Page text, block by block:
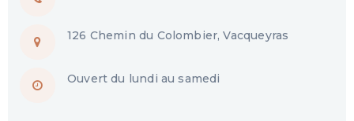
126 Chemin du Colombier, Vacqueyras
Ouvert du lundi au samedi